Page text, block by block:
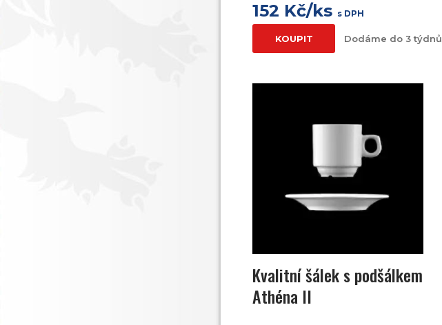
152 Kč/ks s DPH
KOUPIT Dodáme do 3 týdnů
Kvalitní šálek s podšálkem
Athéna II